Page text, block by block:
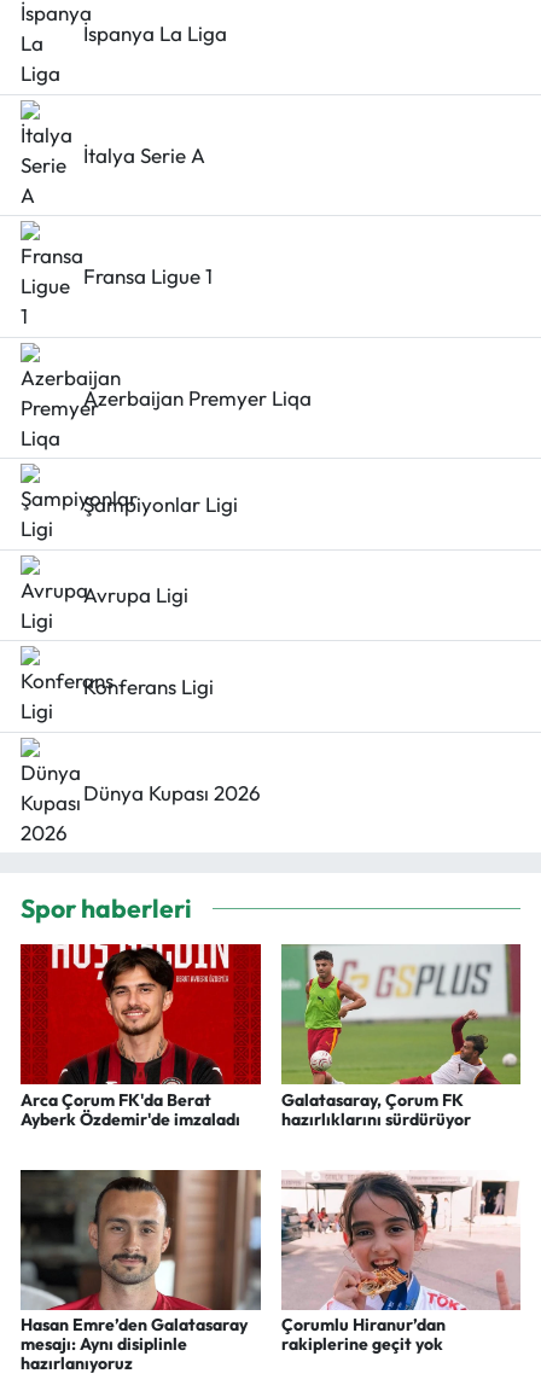
İspanya La Liga
İtalya Serie A
Fransa Ligue 1
Azerbaijan Premyer Liqa
Şampiyonlar Ligi
Avrupa Ligi
Konferans Ligi
Dünya Kupası 2026
Spor haberleri
Arca Çorum FK'da Berat
Ayberk Özdemir'de imzaladı
Galatasaray, Çorum FK
hazırlıklarını sürdürüyor
Hasan Emre’den Galatasaray
mesajı: Aynı disiplinle
hazırlanıyoruz
Çorumlu Hiranur’dan
rakiplerine geçit yok